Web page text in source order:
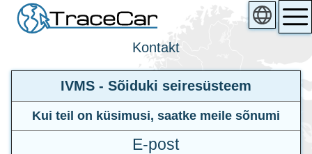
Kontakt
IVMS - Sõiduki seiresüsteem
Kui teil on küsimusi, saatke meile sõnumi
E-post